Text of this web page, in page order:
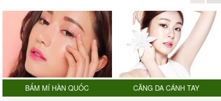
BẤM MÍ HÀN QUỐC CĂNG DA CÁNH TAY